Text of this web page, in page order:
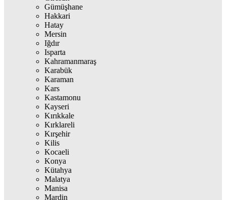
Gümüşhane
Hakkari
Hatay
Mersin
Iğdır
Isparta
Kahramanmaraş
Karabük
Karaman
Kars
Kastamonu
Kayseri
Kırıkkale
Kırklareli
Kırşehir
Kilis
Kocaeli
Konya
Kütahya
Malatya
Manisa
Mardin